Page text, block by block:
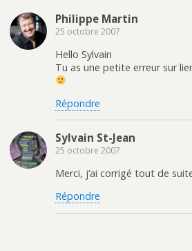
Philippe Martin
25 octobre 2007
Hello Sylvain
Tu as une petite erreur sur
Répondre
Sylvain St-Jean
25 octobre 2007
Merci, j’ai corrigé tout de
Répondre